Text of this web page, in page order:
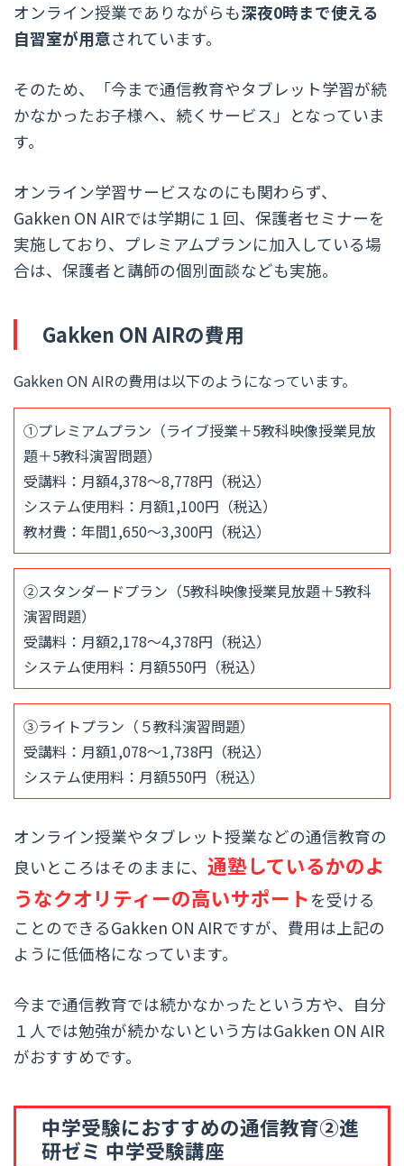
オンライン授業でありながらも深夜0時まで使える
自習室が用意されています。
そのため、「今まで通信教育やタブレット学習が続
かなかったお子様へ、続くサービス」となっていま
す。
オンライン学習サービスなのにも関わらず、
Gakken ON AIRでは学期に１回、保護者セミナーを
実施しており、プレミアムプランに加入している場
合は、保護者と講師の個別面談なども実施。
Gakken ON AIRの費用
Gakken ON AIRの費用は以下のようになっています。
①プレミアムプラン（ライブ授業＋5教科映像授業見放
題＋5教科演習問題）
受講料：月額4,378～8,778円（税込）
システム使用料：月額1,100円（税込）
教材費：年間1,650～3,300円（税込）
②スタンダードプラン（5教科映像授業見放題＋5教科
演習問題）
受講料：月額2,178～4,378円（税込）
システム使用料：月額550円（税込）
③ライトプラン（５教科演習問題）
受講料：月額1,078～1,738円（税込）
システム使用料：月額550円（税込）
オンライン授業やタブレット授業などの通信教育の
良いところはそのままに、 通塾しているかのよ
うなクオリティーの高いサポート を受ける
ことのできるGakken ON AIRですが、費用は上記の
ように低価格になっています。
今まで通信教育では続かなかったという方や、自分
１人では勉強が続かないという方はGakken ON AIR
がおすすめです。
中学受験におすすめの通信教育②進
研ゼミ 中学受験講座